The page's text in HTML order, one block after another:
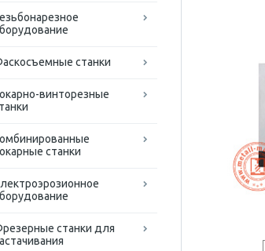
станки
винторезные
станки
станки для